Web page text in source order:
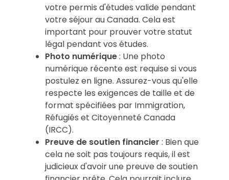
votre permis d'études valide pendant
votre séjour au Canada. Cela est
important pour prouver votre statut
légal pendant vos études.
Photo numérique: Une photo
numérique récente est requise si vous
postulez en ligne. Assurez-vous qu'elle
respecte les exigences de taille et de
format spécifiées par Immigration,
Réfugiés et Citoyenneté Canada
(IRCC).
Preuve de soutien financier : Bien que
cela ne soit pas toujours requis, il est
judicieux d'avoir une preuve de soutien